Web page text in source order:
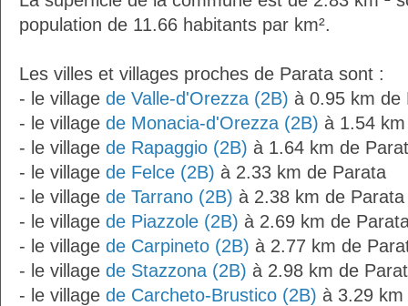
population de 11.66 habitants par km².
Les villes et villages proches de Parata sont :
- le village de Valle-d'Orezza (2B) à 0.95 km de
- le village de Monacia-d'Orezza (2B) à 1.54
- le village de Rapaggio (2B) à 1.64 km de
- le village de Felce (2B) à 2.33 km de Parata
- le village de Tarrano (2B) à 2.38 km de Parata
- le village de Piazzole (2B) à 2.69 km de
- le village de Carpineto (2B) à 2.77 km de
- le village de Stazzona (2B) à 2.98 km de
- le village de Carcheto-Brustico (2B) à 3.29